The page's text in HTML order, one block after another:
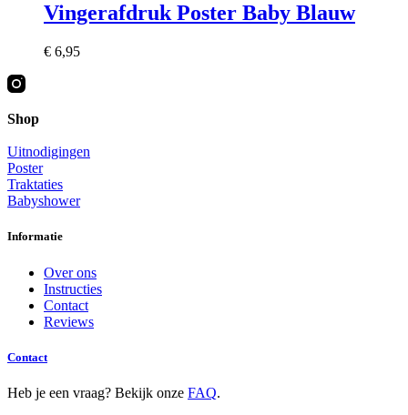
Vingerafdruk Poster Baby Blauw
€ 6,95
Shop
Uitnodigingen
Poster
Traktaties
Babyshower
Informatie
Over ons
Instructies
Contact
Reviews
Contact
Heb je een vraag? Bekijk onze FAQ.